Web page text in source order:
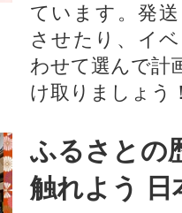
ています。発
させたり、イ
わせて選んで計
け取りましょう
ふるさとの
触れよう 日